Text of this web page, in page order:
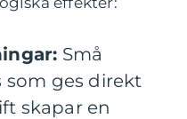
Små
som ges direkt
skapar en